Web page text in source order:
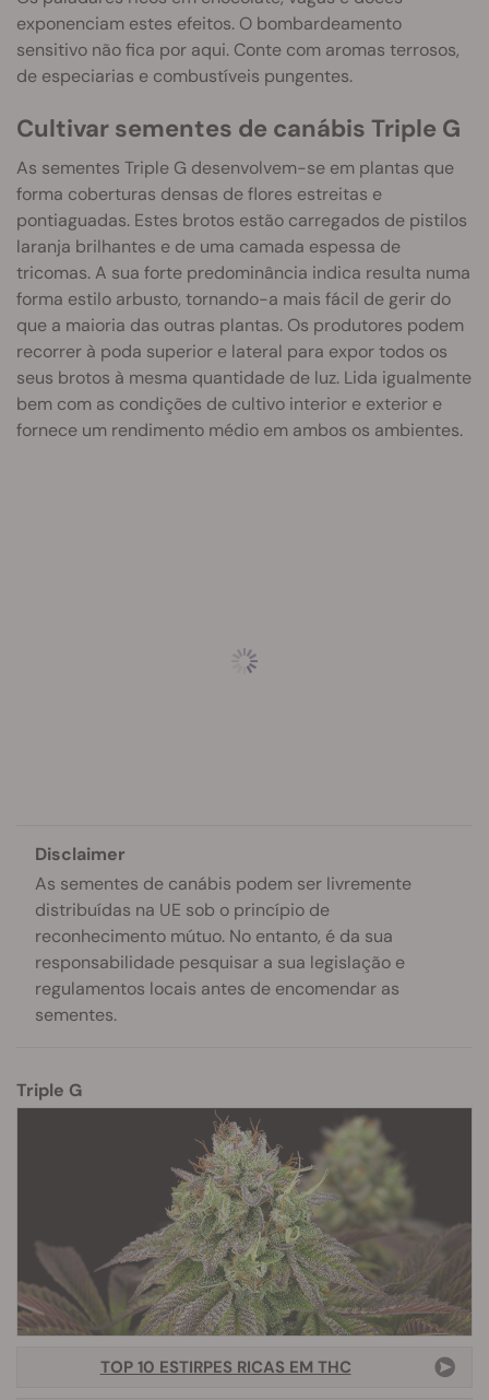
exponenciam estes efeitos. O bombardeamento
sensitivo não fica por aqui. Conte com aromas terrosos,
de especiarias e combustíveis pungentes.
Cultivar sementes de canábis Triple G
As sementes Triple G desenvolvem-se em plantas que
forma coberturas densas de flores estreitas e
pontiaguadas. Estes brotos estão carregados de pistilos
laranja brilhantes e de uma camada espessa de
tricomas. A sua forte predominância indica resulta numa
forma estilo arbusto, tornando-a mais fácil de gerir do
que a maioria das outras plantas. Os produtores podem
recorrer à poda superior e lateral para expor todos os
seus brotos à mesma quantidade de luz. Lida igualmente
bem com as condições de cultivo interior e exterior e
fornece um rendimento médio em ambos os ambientes.
Disclaimer
As sementes de canábis podem ser livremente
distribuídas na UE sob o princípio de
reconhecimento mútuo. No entanto, é da sua
responsabilidade pesquisar a sua legislação e
regulamentos locais antes de encomendar as
sementes.
Triple G
TOP 10 ESTIRPES RICAS EM THC